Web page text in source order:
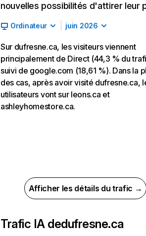
nouvelles possibilités d'attirer leur
Ordinateur juin 2026
Sur dufresne.ca, les visiteurs viennent
principalement de Direct (44,3 % du
suivi de google.com (18,61 %). Dans la
des cas, après avoir visité dufresne.ca,
utilisateurs vont sur leons.ca et
ashleyhomestore.ca.
Afficher les détails du trafic →
Trafic IA dedufresne.ca